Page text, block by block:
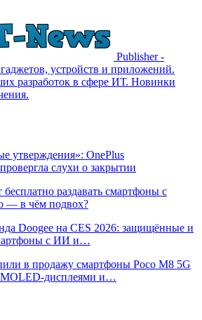
Publisher -
устройств и приложений.
разработок в сфере ИТ. Новинки
утверждения»: OnePlus
слухи о закрытии
раздавать смартфоны с
— в чём подвох?
Doogee на CES 2026: защищённые и
с ИИ и…
в продажу смартфоны Poco M8 5G
дисплеями и…